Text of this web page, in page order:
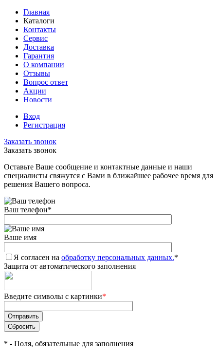
Главная
Каталоги
Контакты
Сервис
Доставка
Гарантия
О компании
Отзывы
Вопрос ответ
Акции
Новости
Вход
Регистрация
Заказать звонок
Заказать звонок
Оставьте Ваше сообщение и контактные данные и наши
специалисты свяжутся с Вами в ближайшее рабочее время для
решения Вашего вопроса.
Ваш телефон*
Ваше имя
Я согласен на обработку персональных данных.*
Защита от автоматического заполнения
Введите символы с картинки*
* - Поля, обязательные для заполнения